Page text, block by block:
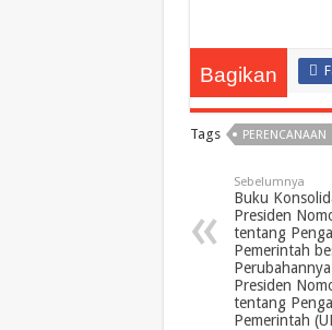
Bagikan
Tags PERENCANAAN
Sebelumnya
Buku
Presiden
tentang
Pemerintah
Presiden
tentang
Pemerintah